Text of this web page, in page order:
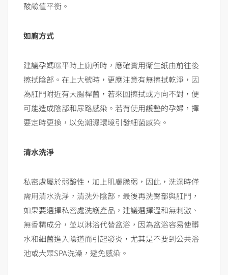
酸鹼值平衡。
如廁方式
建議孕媽咪平時上廁所時，應確實用衛生紙由前往後
擦拭陰部。在上大號時，更應注意有無擦拭乾淨，因
為肛門附近有大腸桿菌，若來回擦拭或方向不對，便
可能造成陰部和尿路感染。若有使用護墊的孕婦，擇
要定時更換，以免潮濕環境引發細菌感染。
清水洗淨
私密處屬於弱酸性，加上肌膚脆弱，因此，洗澡時僅
需用清水洗淨，清洗外陰部，最後再洗臀部與肛門，
如果要選擇私密處洗護產品，建議選擇溫和無刺激、
無香精成分，並以淋浴代替盆浴，因為盆浴容易使髒
水和細菌進入陰道而引起發炎，尤其是不要到公共浴
池或大眾SPA洗澡，避免感染。